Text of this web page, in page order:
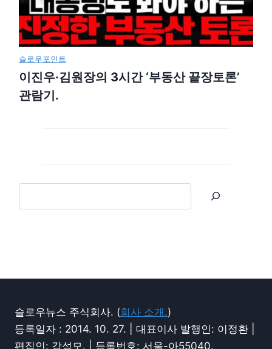
슬로우포인트
이진우·김원장의 3시간 ‘부동산 끝장토론’
관람기.
슬로우뉴스 주식회사. (회사 소개.)
등록일자 : 2014. 10. 27. | 대표이사 발행인: 이정환 |
편집인: 강성모. | 등록번호: 서울-아55040.